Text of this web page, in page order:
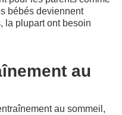
bébés deviennent
la plupart ont besoin
au
au sommeil,